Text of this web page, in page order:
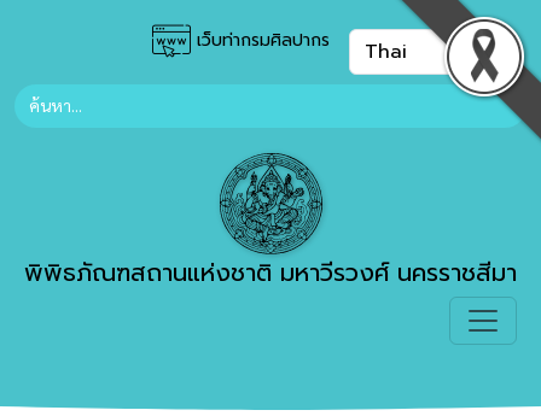
เว็บท่ากรมศิลปากร
พิพิธภัณฑสถานแห่งชาติ มหาวีรวงศ์ นครราชสีมา